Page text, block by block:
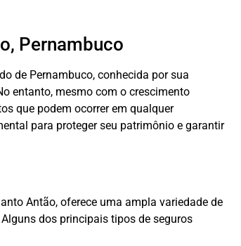
Pernambuco
de Pernambuco, conhecida por sua
entanto, mesmo com o crescimento
que podem ocorrer em qualquer
para proteger seu patrimônio e garantir
Antão, oferece uma ampla variedade de
dos principais tipos de seguros